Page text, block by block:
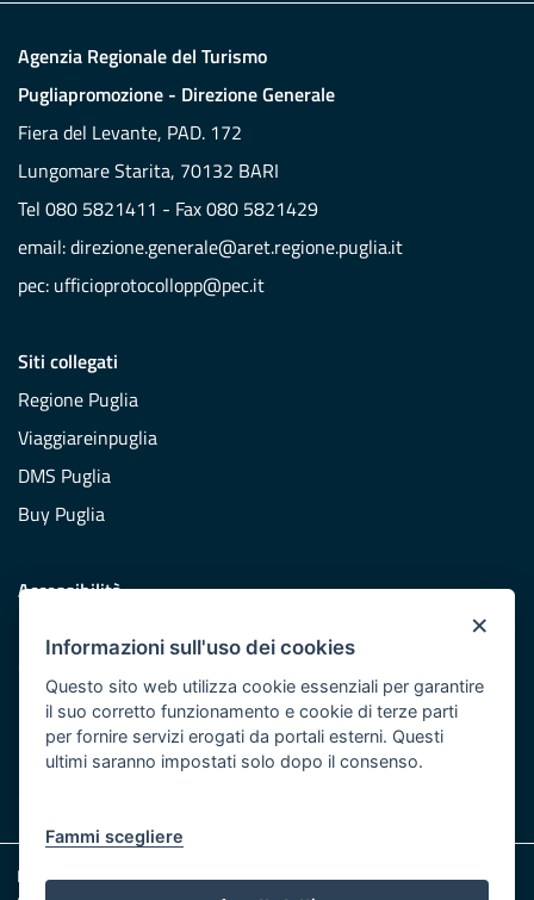
×
Informazioni sull'uso dei cookies
Questo sito web utilizza cookie essenziali per garantire
il suo corretto funzionamento e cookie di terze parti
per fornire servizi erogati da portali esterni. Questi
ultimi saranno impostati solo dopo il consenso.
Fammi scegliere
Agenzia Regionale del Turismo
Pugliapromozione - Direzione Generale
Fiera del Levante, PAD. 172
Lungomare Starita, 70132 BARI
Tel 080 5821411 - Fax 080 5821429
email:direzione.generale@aret.regione.puglia.it
pec: ufficioprotocollopp@pec.it
Siti collegati
Regione Puglia
Viaggiareinpuglia
DMS Puglia
Buy Puglia
Accessibilità
Redazione
Responsabili pubblicazione
Note legali